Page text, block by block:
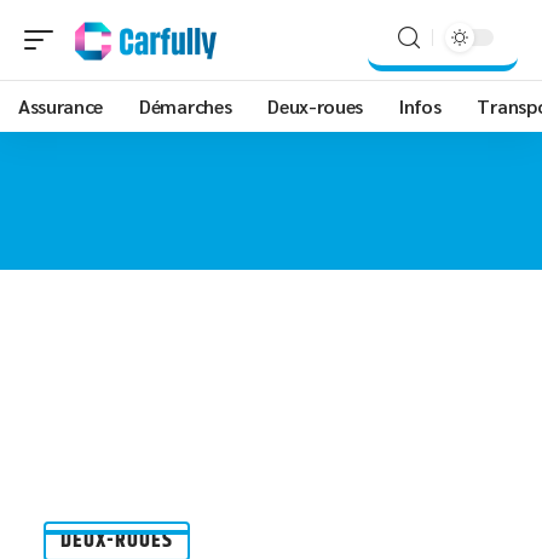
Assurance Démarches Deux-roues Infos
DEUX-ROUES